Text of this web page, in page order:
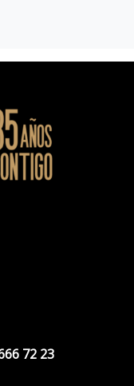
72 23